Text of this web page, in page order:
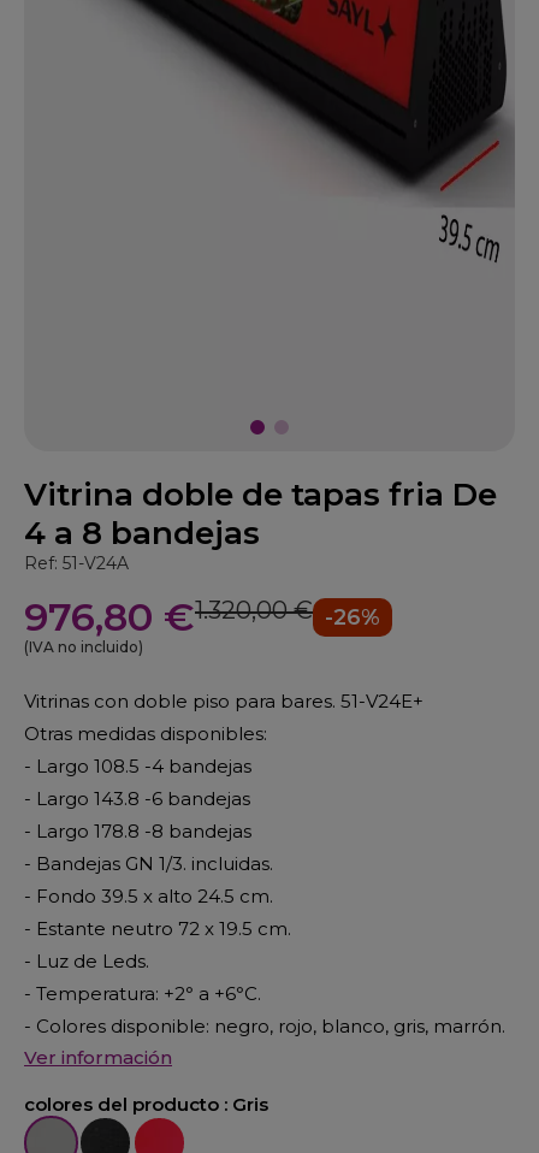
Vitrina doble de tapas fria De
4 a 8 bandejas
Ref: 51-V24A
976,80 €1.320,00 € -26%
(IVA no incluido)
Vitrinas con doble piso para bares. 51-V24E+
Otras medidas disponibles:
- Largo 108.5 -4 bandejas
- Largo 143.8 -6 bandejas
- Largo 178.8 -8 bandejas
- Bandejas GN 1/3. incluidas.
- Fondo 39.5 x alto 24.5 cm.
- Estante neutro 72 x 19.5 cm.
- Luz de Leds.
- Temperatura: +2° a +6°C.
- Colores disponible: negro, rojo, blanco, gris, marrón.
Ver información
colores del producto : Gris
Gris
NegroRojo